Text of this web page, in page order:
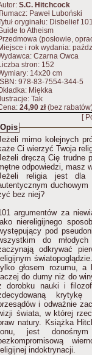
S.C. Hitchcock
Paweł Luboński
oryginału: Disbelief
to Atheism
(posłowie,
i rok wydania:
Czarna Owca
stron: 152
14x20 cm
ISBN: 978-83-7554-344-5
Miękka
Ilustracje: Tak
24,90 zł(bez
[
Opis
mimo kolejnych
Ci wierzyć Twoja
dręczą Cię trudne
odpowiedzi, masz
religia jest dla
bez niej?
argumentów za
niereligijnego
pod
do
odkrywać
głosem rozumu, a
do dumy niż do
dorobku nauki i
i odważnie
świata, w której
natury. Książka
jest
indoktrynacji.